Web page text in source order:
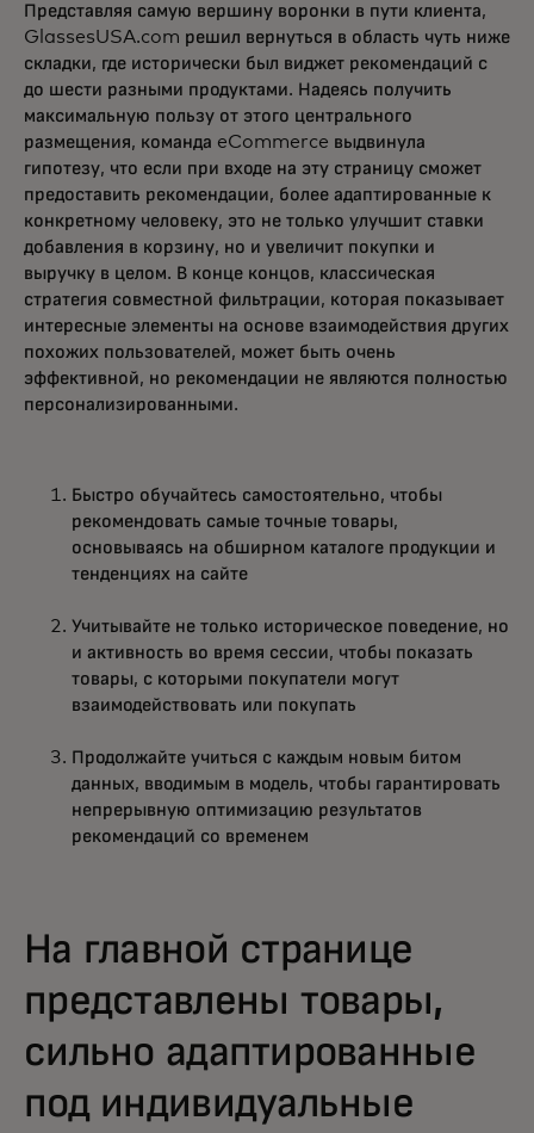
Представляя самую вершину воронки в пути клиента,
GlassesUSA.com решил вернуться в область чуть ниже
складки, где исторически был виджет рекомендаций с
до шести разными продуктами. Надеясь получить
максимальную пользу от этого центрального
размещения, команда eCommerce выдвинула
гипотезу, что если при входе на эту страницу сможет
предоставить рекомендации, более адаптированные к
конкретному человеку, это не только улучшит ставки
добавления в корзину, но и увеличит покупки и
выручку в целом. В конце концов, классическая
стратегия совместной фильтрации, которая показывает
интересные элементы на основе взаимодействия других
похожих пользователей, может быть очень
эффективной, но рекомендации не являются полностью
персонализированными.
Быстро обучайтесь самостоятельно, чтобы
рекомендовать самые точные товары,
основываясь на обширном каталоге продукции и
тенденциях на сайте
Учитывайте не только историческое поведение, но
и активность во время сессии, чтобы показать
товары, с которыми покупатели могут
взаимодействовать или покупать
Продолжайте учиться с каждым новым битом
данных, вводимым в модель, чтобы гарантировать
непрерывную оптимизацию результатов
рекомендаций со временем
На главной странице
представлены товары,
сильно адаптированные
под индивидуальные